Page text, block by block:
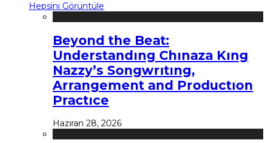
Hepsini Görüntüle
Beyond the Beat:
Understandıng Chınaza Kıng
Nazzy’s Songwrıtıng,
Arrangement and Productıon
Practıce
Haziran 28, 2026